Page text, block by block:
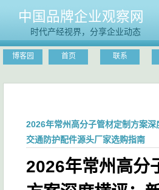
中国品牌企业观察网
时代产经视界，分享企业动态
博客园 首页 联系
2026年常州高分子管材定制方案
交通防护配件源头厂家选购指南
2026年常州高分